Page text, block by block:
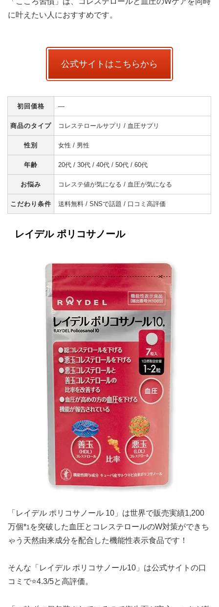
に叶えたい人におすすめです。
公式サイトはこちらから
初回価格 ―
商品のタイプ コレステロールサプリ / 血圧サプリ
性別 女性 / 男性
年齢 20代 / 30代 / 40代 / 50代 / 60代
お悩み コレステ値が気になる / 血圧が気になる
こだわり条件 送料無料 / SNSで話題 / 口コミ高評価
レイデル ポリコサノール
「レイデル ポリコサノール 10」は世界で販売実績1,200
万個*1 を突破した血圧とコレステロールのW対策ができち
ゃう天然由来成分を配合した機能性表示食品です！
そんな「レイデル ポリコサノール10」は公式サイトの口
コミで⭐️4.3/5と高評価。